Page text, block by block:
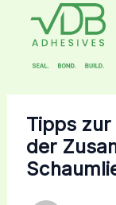
Tipps
der